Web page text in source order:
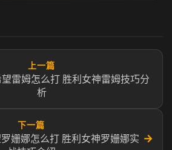
上一篇
雷姆怎么打 胜利女神雷姆技巧分
析
下一篇
姗娜怎么打 胜利女神罗姗娜实 →